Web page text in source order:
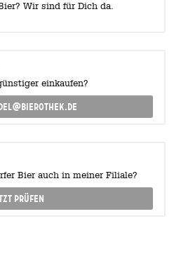
Wir sind für Dich da.
einkaufen?
Bier auch in meiner Filiale?
prüfen